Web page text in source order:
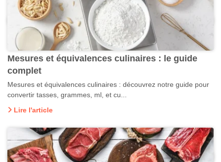
Mesures et équivalences culinaires : le guide
complet
Mesures et équivalences culinaires : découvrez notre guide pour
convertir tasses, grammes, ml, et cu...
Lire l'article